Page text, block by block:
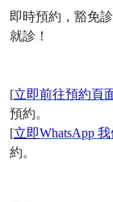
即時預約，豁免
就診 ！
[立即前往預約頁
預約。
[立即WhatsApp 我
約。